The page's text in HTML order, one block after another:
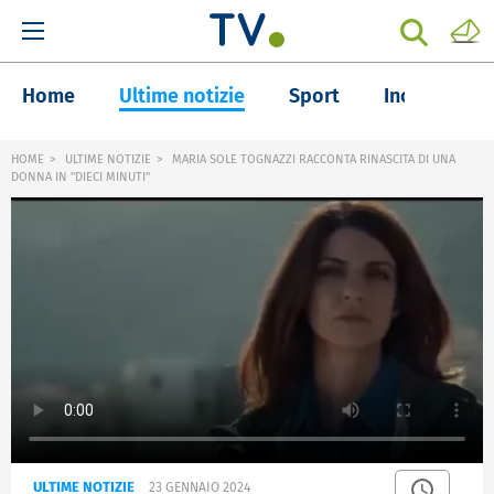
Home Ultime notizie Sport Inchieste
HOME ULTIME NOTIZIE
MARIA SOLE TOGNAZZI RACCONTA RINASCITA DI UNA
DONNA IN "DIECI MINUTI"
ULTIME NOTIZIE 23 GENNAIO 2024